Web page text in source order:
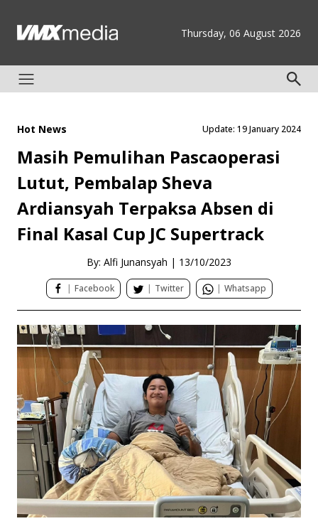
Thursday, 06 August 2026
Hot News Update: 19 January 2024
Masih Pemulihan Pascaoperasi
Lutut, Pembalap Sheva
Ardiansyah Terpaksa Absen di
Final Kasal Cup JC Supertrack
By: Alfi Junansyah | 13/10/2023
| Facebook | Twitter | Whatsapp